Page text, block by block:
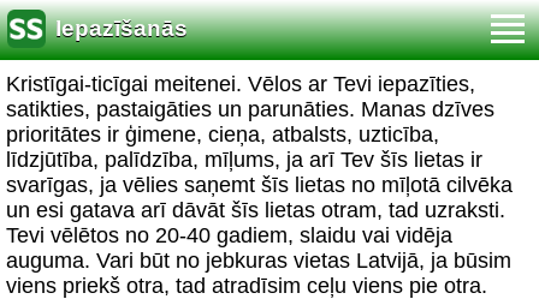
Iepazīšanās
Kristīgai-ticīgai meitenei. Vēlos ar Tevi iepazīties,
satikties, pastaigāties un parunāties. Manas dzīves
prioritātes ir ģimene, cieņa, atbalsts, uzticība,
līdzjūtība, palīdzība, mīļums, ja arī Tev šīs lietas ir
svarīgas, ja vēlies saņemt šīs lietas no mīļotā cilvēka
un esi gatava arī dāvāt šīs lietas otram, tad uzraksti.
Tevi vēlētos no 20-40 gadiem, slaidu vai vidēja
auguma. Vari būt no jebkuras vietas Latvijā, ja būsim
viens priekš otra, tad atradīsim ceļu viens pie otra.